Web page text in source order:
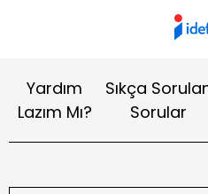
Yardım
Lazım Mı?
Sıkça
Sorular